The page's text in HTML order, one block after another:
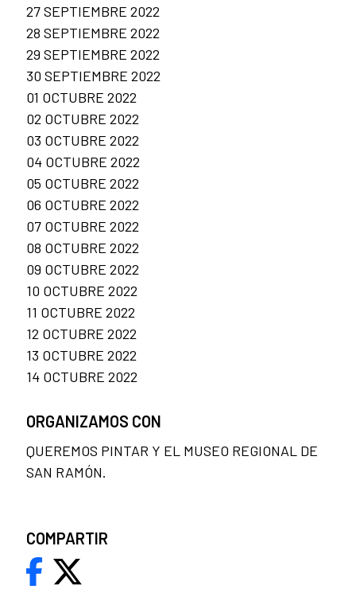
27 SEPTIEMBRE 2022
28 SEPTIEMBRE 2022
29 SEPTIEMBRE 2022
30 SEPTIEMBRE 2022
01 OCTUBRE 2022
02 OCTUBRE 2022
03 OCTUBRE 2022
04 OCTUBRE 2022
05 OCTUBRE 2022
06 OCTUBRE 2022
07 OCTUBRE 2022
08 OCTUBRE 2022
09 OCTUBRE 2022
10 OCTUBRE 2022
11 OCTUBRE 2022
12 OCTUBRE 2022
13 OCTUBRE 2022
14 OCTUBRE 2022
ORGANIZAMOS CON
QUEREMOS PINTAR Y EL MUSEO REGIONAL DE
SAN RAMÓN.
COMPARTIR